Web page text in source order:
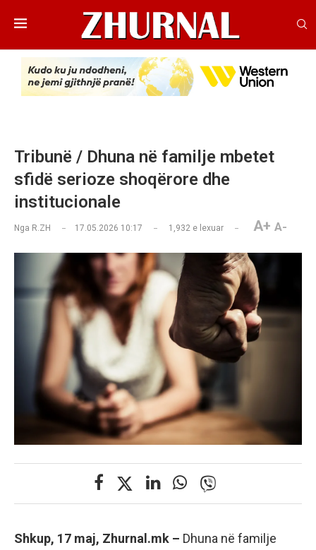
Tribunë / Dhuna në familje mbetet
sfidë serioze shoqërore dhe
institucionale
Nga R.ZH 17.05.2026 10:17 1,932 e lexuar A+ A-
Shkup, 17 maj, Zhurnal.mk – Dhuna në familje